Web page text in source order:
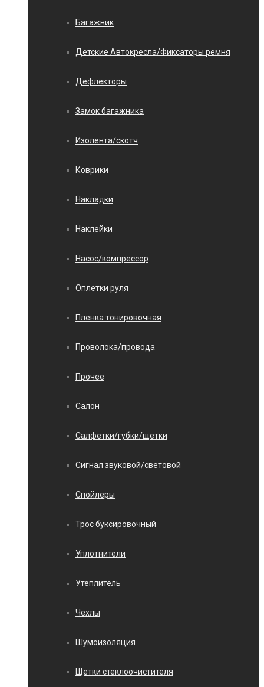
Багажник
Детские Автокресла/Фиксаторы ремня
Дефлекторы
Замок багажника
Изолента/скотч
Коврики
Накладки
Наклейки
Насос/компрессор
Оплетки руля
Пленка тонировочная
Проволока/провода
Прочее
Салон
Салфетки/губки/щетки
Сигнал звуковой/световой
Спойлеры
Трос буксировочный
Уплотнители
Утеплитель
Чехлы
Шумоизоляция
Щетки стеклоочистителя